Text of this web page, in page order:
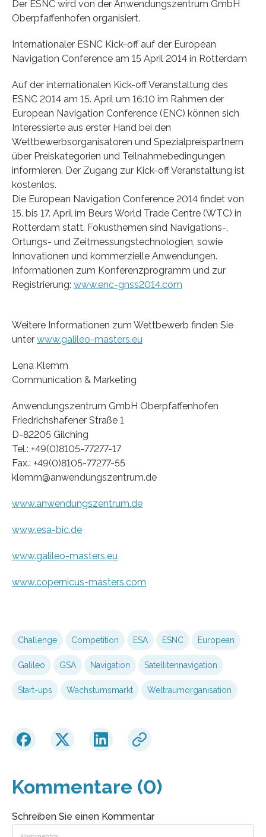
Der ESNC wird von der Anwendungszentrum GmbH
Oberpfaffenhofen organisiert.
Internationaler ESNC Kick-off auf der European
Navigation Conference am 15 April 2014 in Rotterdam
Auf der internationalen Kick-off Veranstaltung des
ESNC 2014 am 15. April um 16:10 im Rahmen der
European Navigation Conference (ENC) können sich
Interessierte aus erster Hand bei den
Wettbewerbsorganisatoren und Spezialpreispartnern
über Preiskategorien und Teilnahmebedingungen
informieren. Der Zugang zur Kick-off Veranstaltung ist
kostenlos.
Die European Navigation Conference 2014 findet von
15. bis 17. April im Beurs World Trade Centre (WTC) in
Rotterdam statt. Fokusthemen sind Navigations-,
Ortungs- und Zeitmessungstechnologien, sowie
Innovationen und kommerzielle Anwendungen.
Informationen zum Konferenzprogramm und zur
Registrierung: www.enc-gnss2014.com
Weitere Informationen zum Wettbewerb finden Sie
unter www.galileo-masters.eu
Lena Klemm
Communication & Marketing
Anwendungszentrum GmbH Oberpfaffenhofen
Friedrichshafener Straße 1
D-82205 Gilching
Tel.: +49(0)8105-77277-17
Fax.: +49(0)8105-77277-55
klemm@anwendungszentrum.de
www.anwendungszentrum.de
www.esa-bic.de
www.galileo-masters.eu
www.copernicus-masters.com
Challenge Competition ESA ESNC European
Galileo GSA Navigation Satellitennavigation
Start-ups Wachstumsmarkt Weltraumorganisation
Kommentare (0)
Schreiben Sie einen Kommentar